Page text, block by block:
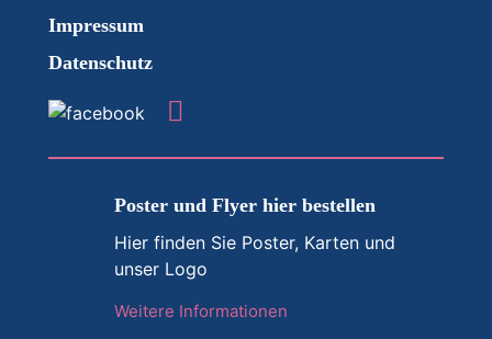
Impressum
Datenschutz
Poster und Flyer hier bestellen
Hier finden Sie Poster, Karten und
unser Logo
Weitere Informationen